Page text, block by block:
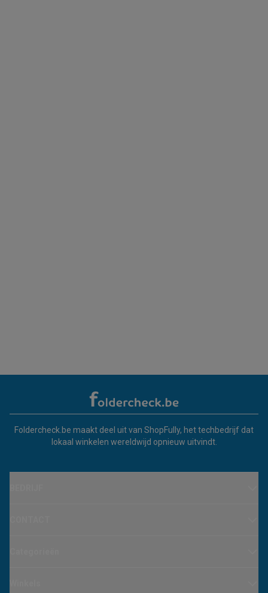
Foldercheck.be maakt deel uit van ShopFully, het techbedrijf dat
lokaal winkelen wereldwijd opnieuw uitvindt.